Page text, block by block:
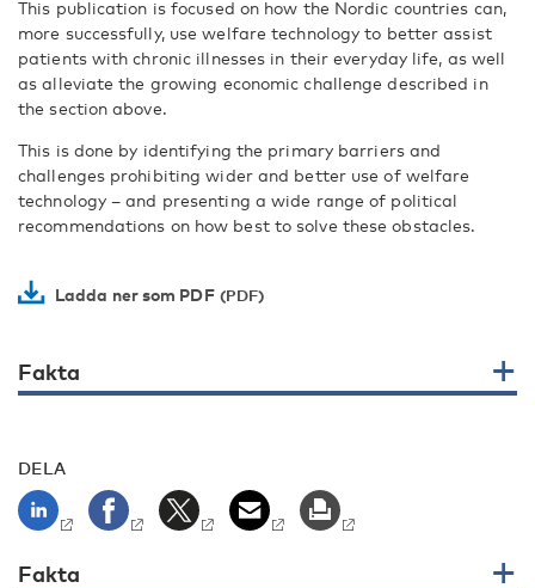
This publication is focused on how the Nordic countries can,
more successfully, use welfare technology to better assist
patients with chronic illnesses in their everyday life, as well
as alleviate the growing economic challenge described in
the section above.
This is done by identifying the primary barriers and
challenges prohibiting wider and better use of welfare
technology – and presenting a wide range of political
recommendations on how best to solve these obstacles.
Ladda ner som PDF
Fakta
DELA
Fakta